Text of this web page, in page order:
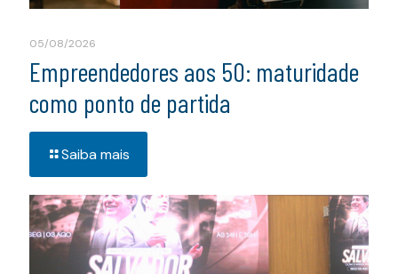
05/08/2026
Empreendedores aos 50: maturidade
como ponto de partida
Saiba mais